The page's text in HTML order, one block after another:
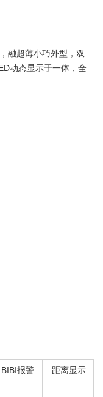
融超薄小巧外型，双
动态显示于一体，全
BIBI报警 距离显示